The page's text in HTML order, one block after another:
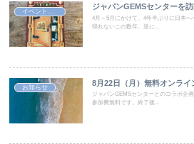
ジャパンGEMSセンターを訪
4月～5月にかけて、4年半ぶりに日本
帰れないこの数年、逆に...
お知らせ
8月22日（月）無料オンラ
ジャパンGEMSセンターとのコラボ企
参加費無料です。終了後...